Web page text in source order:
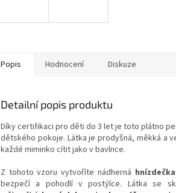
Popis Hodnocení Diskuze
Detailní popis produktu
Díky certifikaci pro děti do 3 let je toto plátno
dětského pokoje. Látka je prodyšná, měkká a
každé miminko cítit jako v bavlnce.
Z tohoto vzoru vytvoříte nádherná
bezpečí a pohodlí v postýlce. Látka se